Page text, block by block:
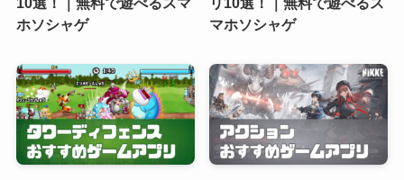
ホソシャゲ
マホソシャゲ